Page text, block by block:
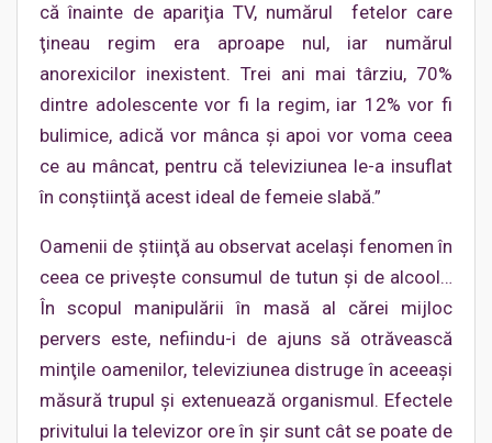
că înainte de apariţia TV, numărul fetelor care
ţineau regim era aproape nul, iar numărul
anorexicilor inexistent. Trei ani mai târziu, 70%
dintre adolescente vor fi la regim, iar 12% vor fi
bulimice, adică vor mânca şi apoi vor voma ceea
ce au mâncat, pentru că televiziunea le-a insuflat
în conştiinţă acest ideal de femeie slabă.”
Oamenii de ştiinţă au observat acelaşi fenomen în
ceea ce priveşte consumul de tutun şi de alcool…
În scopul manipulării în masă al cărei mijloc
pervers este, nefiindu-i de ajuns să otrăvească
minţile oamenilor, televiziunea distruge în aceeaşi
măsură trupul şi extenuează organismul. Efectele
privitului la televizor ore în şir sunt cât se poate de